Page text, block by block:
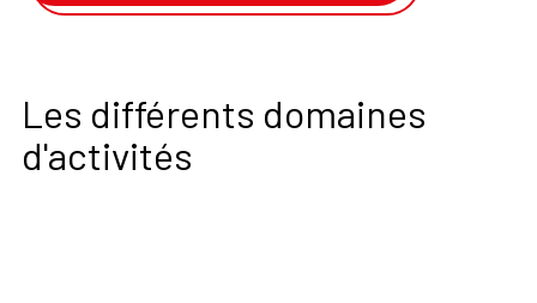
Les différents domaines
d'activités